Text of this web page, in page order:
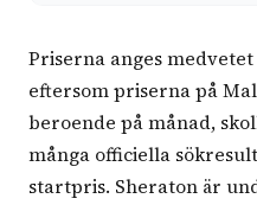
Priserna anges
eftersom priserna på
beroende på månad,
många officiella
startpris. Sheraton är